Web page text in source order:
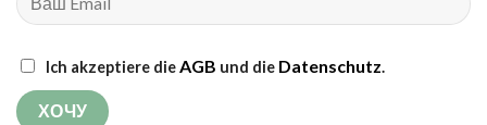
Ich akzeptiere dieAGB und die Datenschutz.